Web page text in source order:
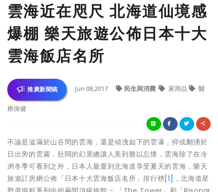
雲海近在咫尺 北海道仙境感
爆棚 樂天旅遊公佈日本十大
雲海飯店名所
推廣新聞稿 Jun 08,2017 民生與消費 家用品 醫
療保健
不論是溢滿於山谷間的雲海，還是傾洩如下的雲瀑，抑或翻湧於
日出旁的雲霧，壯闊的幻景總讓人美到難以忘懷，雲海除了在冷
冽冬季可看到之外，日本人最愛到北海道享受夏天的雲海，樂天
旅遊訂房網公佈「日本十大雲海飯店名所」排行榜[1] ，北海道星